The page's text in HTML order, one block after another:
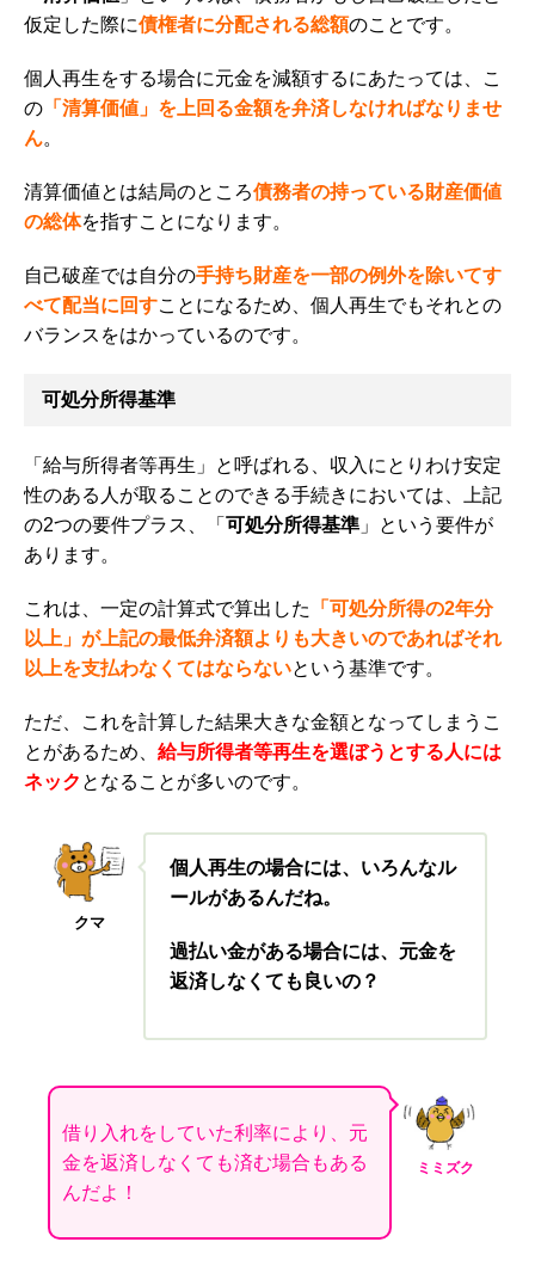
仮定した際に債権者に分配される総額のことです。
個人再生をする場合に元金を減額するにあたっては、こ
の 「清算価値」を上回る金額を弁済しなければなりませ
ん。
清算価値とは結局のところ債務者の持っている財産価値
の総体を指すことになります。
自己破産では自分の手持ち財産を一部の例外を除いてす
べて配当に回すことになるため、個人再生でもそれとの
バランスをはかっているのです。
可処分所得基準
「給与所得者等再生」と呼ばれる、収入にとりわけ安定
性のある人が取ることのできる手続きにおいては、上記
の2つの要件プラス、「 可処分所得基準 」という要件が
あります。
これは、 一定の計算式で算出した
「可処分所得の2年分
以上」が上記の最低弁済額よりも大きいのであればそれ
以上を支払わなくてはならないという基準です。
ただ、これを計算した結果大きな金額となってしまうこ
とがあるため、 給与所得者等再生を選ぼうとする人には
ネック となることが多いのです。
クマ
個人再生の場合には、いろんなル
ールがあるんだね。
過払い金がある場合には、元金を
返済しなくても良いの？
ミミズク
借り入れをしていた利率により、元
金を返済しなくても済む場合もある
んだよ！